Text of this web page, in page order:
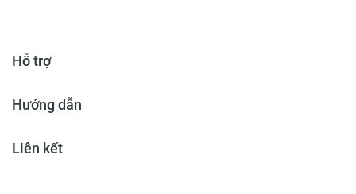
Băng dính gai
Hỗ trợ
Hướng dẫn
Liên kết